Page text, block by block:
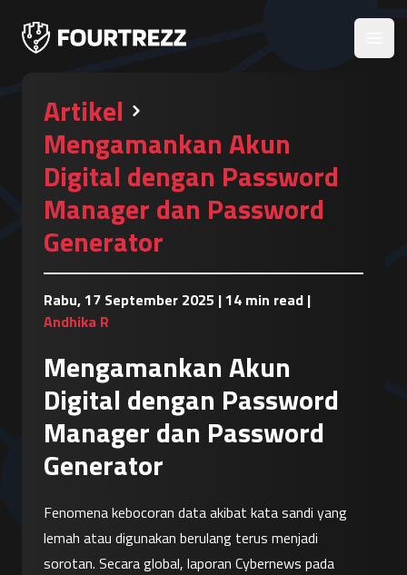
Artikel
Mengamankan Akun
Digital dengan Password
Manager dan Password
Generator
Rabu, 17 September 2025 |14 min read |
Andhika R
Mengamankan Akun
Digital dengan Password
Manager dan Password
Generator
Fenomena kebocoran data akibat kata sandi yang
lemah atau digunakan berulang terus menjadi
sorotan. Secara global, laporan Cybernews pada